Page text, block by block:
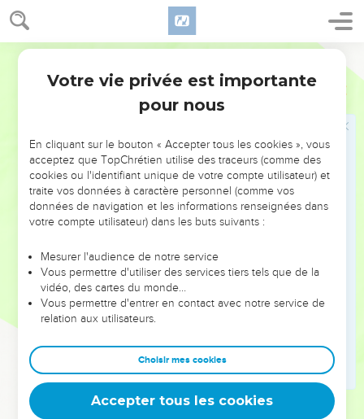
Deutéronome 27
et tout le peuple dira : Amen.
Maudit soit celui qui transporte les bornes de son
prochain ; et tout le peuple dira : Amen.
Maudit soit celui qui fait égarer l'aveugle dans le chemin ;
et tout le peuple dira : Amen.
Maudit soit celui qui fait injustice à l'étranger, à l'orphelin,
et à la veuve ; et tout le peuple dira : Amen.
Maudit soit celui qui couche avec la femme de son père ;
car il découvre le pan de la robe de son père ; et tout le
peuple dira : Amen.
peuple dira : Amen.
Maudit soit celui qui couche avec sa soeur, fille de son
père, ou fille de sa mère ; Et tout le peuple dira : Amen.
Maudit soit celui qui couche avec sa belle-mère ; et tout le
peuple dira : Amen.
Maudit soit celui qui frappe son prochain en secret ; et
tout le peuple dira : Amen.
Maudit soit celui qui prend quelque présent pour mettre à
Votre vie privée est importante
pour nous
En cliquant sur le bouton « Accepter tous les cookies », vous
acceptez que TopChrétien utilise des traceurs (comme des
cookies ou l'identifiant unique de votre compte utilisateur) et
traite vos données à caractère personnel (comme vos
données de navigation et les informations renseignées dans
votre compte utilisateur) dans les buts suivants :
Mesurer l'audience de notre service
Vous permettre d'utiliser des services tiers tels que de la
vidéo, des cartes du monde…
Vous permettre d'entrer en contact avec notre service de
relation aux utilisateurs.
Choisir mes cookies
Accepter tous les cookies